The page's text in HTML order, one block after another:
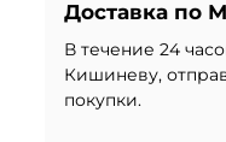
Доставка по
В течение 24
Кишиневу,
покупки.